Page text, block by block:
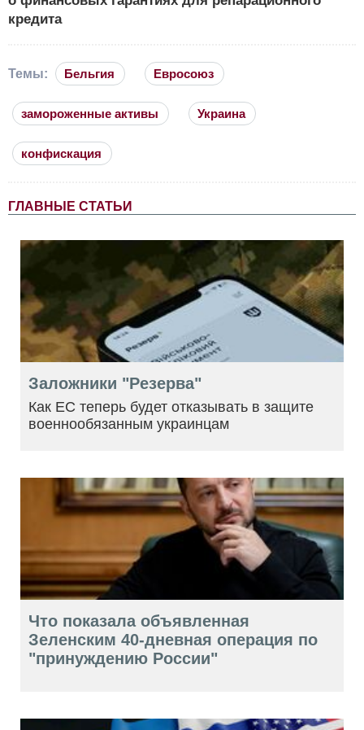
кредита
Темы: Бельгия Евросоюз
замороженные активы Украина
конфискация
ГЛАВНЫЕ СТАТЬИ
Заложники "Резерва"
Как ЕС теперь будет отказывать в защите
военнообязанным украинцам
Что показала объявленная
Зеленским 40-дневная операция по
"принуждению России"